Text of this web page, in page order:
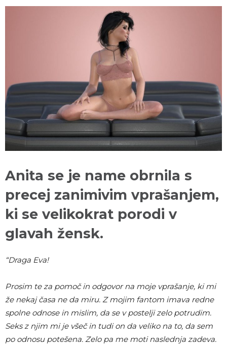
Anita se je name obrnila s
precej zanimivim vprašanjem,
ki se velikokrat porodi v
glavah žensk.
“Draga Eva!
Prosim te za pomoč in odgovor na moje vprašanje, ki mi
že nekaj časa ne da miru. Z mojim fantom imava redne
spolne odnose in mislim, da se v postelji zelo potrudim.
Seks z njim mi je všeč in tudi on da veliko na to, da sem
po odnosu potešena. Zelo pa me moti naslednja zadeva.